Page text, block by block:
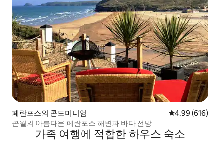
페란포스의 콘도미니엄 평점 4.99점(5
4.99 (616)
콘월의 아름다운 페란포스 해변과 바다 전망
가족 여행에 적합한 하우스 숙소